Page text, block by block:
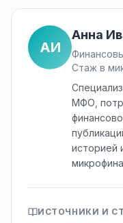
АИ
Анна
Стаж в
МФО,
историей
ИСТОЧНИКИ И